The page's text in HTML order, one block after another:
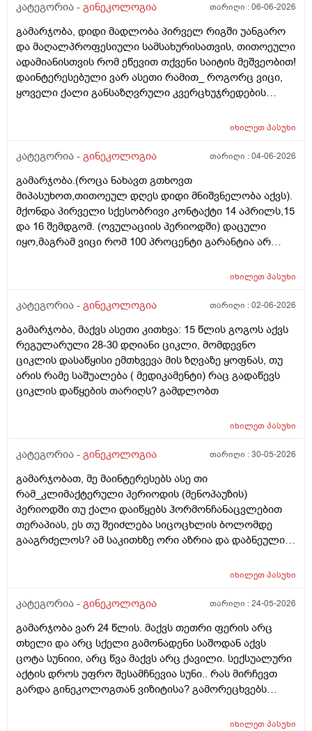
კატეგორია - გინეკოლოგია თარიღი :06-06-2026
გამარჯობა, დიდი მადლობა პირველ რიგში უანგარო
და მაღალპროფესიული სამსახურისათვის, თითოეული
ადამიანისთვის რომ ეწევით თქვენი საიტის მეშვეობით!
დაინტერესებული ვარ ასეთი რამით_ როგორც ვიცი,
ყოველი ქალი განსაზღვრული კვერცხუჯრედების
თითოელისთვის, ეს რიცხვი ინდივიდუალურია? რაზეა
(ჩვილობიდან) რომელ პროცესებზე? ქალის
რომ დავუშვათ, ზოგიერთ ქალბატონს მეტი
რაოდენობა აქვთ მათ ორგანიზმში
კვერცხუჯრედებისა, დაბადების პროცესიდან და ზოგს
კი მცირე? მადლობთ!
იხილეთპასუხი
კატეგორია - გინეკოლოგია თარიღი :04-06-2026
გამარჯობა.(როცა ნახავთ გთხოვთ
მიპასუხოთ,თითოეულ დღეს დიდი მნიშვნელობა აქვს).
მქონდა პირველი სქესობრივი კონტაქტი 14 აპრილს,15
და 16 შემდგომ. (ოვულაციის პერიოდში) დაცული
იყო,მაგრამ ვიცი რომ 100 პროცენტი გარანტია არ
ვფოქრობ რადგანაც Implantation bleeding არსებობს და
ჩვეულებრივ 3-4 დღე,მაგრამ ადრე
მალევე ვირუსი შემხვდა,სიცხე,გულისრევის
შეგრძნებაც მქონდა. მალევე გავიკეთე
ტესტი,უარყოფითი იყო. ეგ უცნაური შეგრძნება
რამოდენიმე დღე მქონდა. ახლა მენტრუაციას
ველოდები,მაგრამ არ მომივიდა,შუალედი 28-32 დღე
მოქმედებსო,2 კვირის წინ სხვა ქალაქში გავემგვაზრე
გავიკეთე ისევ უარყოფითია. შემდეგი 1 კვირის
განმავლობაში ვერ ვახერხებ მისვლას ექიმთან. არის
რაიმე შანსი ფეხმძიმობის? აზრი აქვს განმეორებით
ტესტს? მენტრუაცია რეგულარული მქონდა ხოლმე28-
30 დღე შუალედი.
იხილეთპასუხი
კატეგორია - გინეკოლოგია თარიღი :02-06-2026
გამარჯობა, მაქვს ასეთი კითხვა: 15 წლის გოგოს აქვს
რეგულარული 28-30 დღიანი ციკლი, მომდევნო
ციკლის დასაწყისი ემთხვევა მის ზღვაზე ყოფნას, თუ
არის რამე საშუალება ( მედიკამენტი) რაც გადაწევს
ციკლის დაწყების თარიღს? გამდლობთ
იხილეთპასუხი
კატეგორია - გინეკოლოგია თარიღი :30-05-2026
გამარჯობათ, მე მაინტერესებს ასე თი
რამ_კლიმაქტერული პერიოდის (მენოპაუზის)
პერიოდში თუ ქალი დაიწყებს ჰორმონჩანაცვლებით
თერაპიას, ეს თუ შეიძლება სიცოცხლის ბოლომდე
გააგრძელოს? ამ საკითხზე ორი აზრია და დაბნეული
ჰორმონჩანაცვლებითი თერაპია (სიცოცხლის
დაავადებებსა და ალცჰაიმერის რისკს უმცირებს და
სიმსივნურ პროცესებს უწყობს ხელს (საშვილოსნო,
საკვერცხეები და უპირველესად, მკერდი). თუ
შეიძლება, მითხრათ_დიდი მადლობა
გულისხმიერებისთვის!
იხილეთპასუხი
კატეგორია - გინეკოლოგია თარიღი :24-05-2026
გამარჯობა ვარ 24 წლის. მაქვს თეთრი ფერის არც
თხელი და არც სქელი გამონადენი საშოდან აქვს
ცოტა სუნიიი, არც წვა მაქვს არც ქავილი. სექსუალური
აქტის დროს უფრო შესამჩნევია სუნი.. რას მირჩევთ
გარდა გინეკოლოგთან ვიზიტისა? გამორეცხვებს
მაინტერესებს პირიდან ამომდის რაღაცნაირი სუნი
იხილეთპასუხი